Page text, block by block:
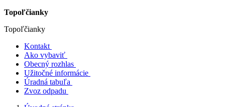
Topoľčianky
Topoľčianky
Kontakt
Ako vybaviť
Obecný rozhlas
Užitočné informácie
Úradná tabuľa
Zvoz odpadu